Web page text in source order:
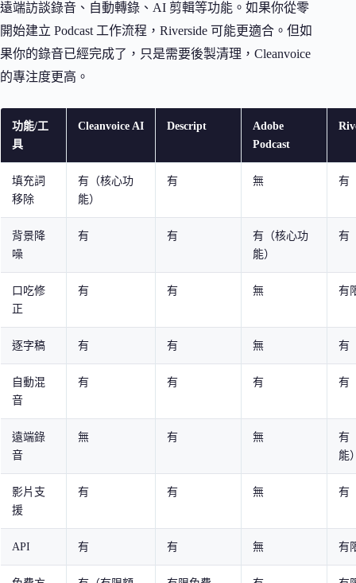
遠端訪談錄音、自動轉錄、AI 剪輯等功能。如果你從零
開始建立 Podcast 工作流程，Riverside 可能更適合。但如
果你的錄音已經完成了，只是需要後製清理，Cleanvoice
的專注度更高。
功能/工
具
Cleanvoice AI Descript
Adobe
Podcast
填充詞
移除
有（核心功
能）
有 無 有
背景降
噪
有 有
有（核心功
能）
有
口吃修
正
有 有 無 有
逐字稿 有 有 無 有
自動混
音
有 有 有 有
遠端錄
音
無 有 無
有
能
影片支
援
有 有 無 有
API 有 有 無 有